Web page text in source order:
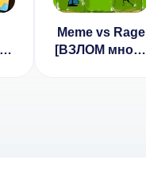
Meme vs Rage
[ВЗЛОМ много